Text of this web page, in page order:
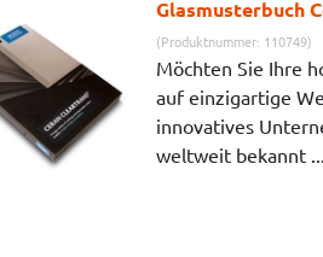
Glasmusterbuch
(Produktnummer: 110749)
Möchten Sie Ihre
auf einzigartige
innovatives
weltweit bekannt ...